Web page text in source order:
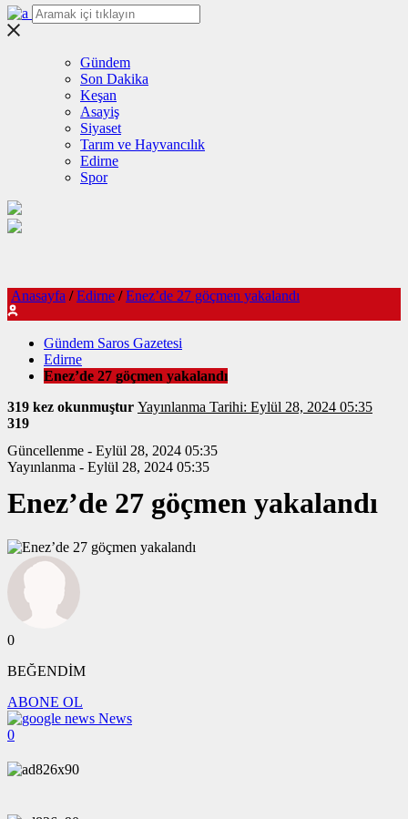
Gündem
Son Dakika
Keşan
Asayiş
Siyaset
Tarım ve Hayvancılık
Edirne
Spor
Anasayfa / Edirne / Enez’de 27 göçmen yakalandı
Gündem Saros Gazetesi
Edirne
Enez’de 27 göçmen yakalandı
319 kez okunmuştur
Yayınlanma Tarihi: Eylül 28, 2024 05:35
319
Güncellenme - Eylül 28, 2024 05:35
Yayınlanma - Eylül 28, 2024 05:35
Enez’de 27 göçmen yakalandı
0
BEĞENDİM
ABONE OL
News
0